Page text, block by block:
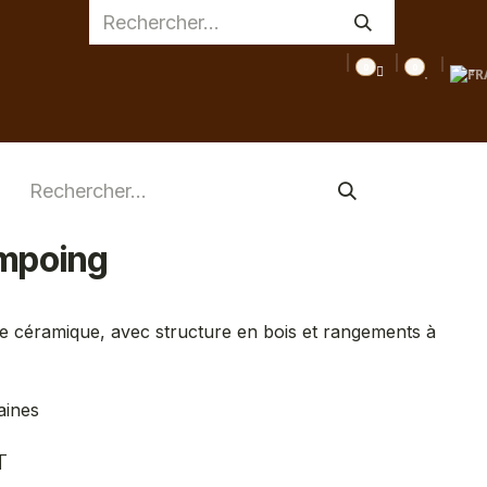
céramique, avec structure en bois et rangements à